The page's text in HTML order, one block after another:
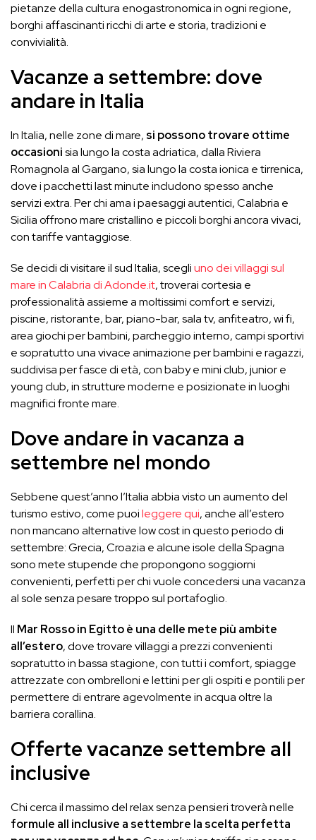
pietanze della cultura enogastronomica in ogni regione,
borghi affascinanti ricchi di arte e storia, tradizioni e
convivialità.
Vacanze a settembre: dove
andare in Italia
In Italia, nelle zone di mare, si possono trovare ottime
occasionisia lungo la costa adriatica, dalla Riviera
Romagnola al Gargano, sia lungo la costa ionica e tirrenica,
dove i pacchetti last minute includono spesso anche
servizi extra. Per chi ama i paesaggi autentici, Calabria e
Sicilia offrono mare cristallino e piccoli borghi ancora vivaci,
con tariffe vantaggiose.
Se decidi di visitare il sud Italia, scegliuno dei villaggi sul
mare in Calabria di Adonde.it, troverai cortesia e
professionalità assieme a moltissimi comfort e servizi,
piscine, ristorante, bar, piano-bar, sala tv, anfiteatro, wi fi,
area giochi per bambini, parcheggio interno, campi sportivi
e sopratutto una vivace animazione per bambini e ragazzi,
suddivisa per fasce di età, con baby e mini club, junior e
young club, in strutture moderne e posizionate in luoghi
magnifici fronte mare.
Dove andare in vacanza a
settembre nel mondo
Sebbene quest’anno l’Italia abbia visto un aumento del
turismo estivo, come puoileggere qui, anche all’estero
non mancano alternative low cost in questo periodo di
settembre: Grecia, Croazia e alcune isole della Spagna
sono mete stupende che propongono soggiorni
convenienti, perfetti per chi vuole concedersi una vacanza
al sole senza pesare troppo sul portafoglio.
Il Mar Rosso in Egitto è una delle mete più ambite
all’estero, dove trovare villaggi a prezzi convenienti
sopratutto in bassa stagione, con tutti i comfort, spiagge
attrezzate con ombrelloni e lettini per gli ospiti e pontili per
permettere di entrare agevolmente in acqua oltre la
barriera corallina.
Offerte vacanze settembre all
inclusive
Chi cerca il massimo del relax senza pensieri troverà nelle
formule all inclusive a settembre la scelta perfetta